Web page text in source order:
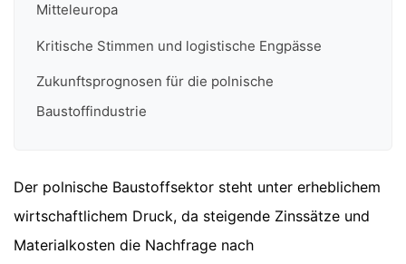
Mitteleuropa
Kritische Stimmen und logistische Engpässe
Zukunftsprognosen für die polnische
Baustoffindustrie
Der polnische Baustoffsektor steht unter erheblichem
wirtschaftlichem Druck, da steigende Zinssätze und
Materialkosten die Nachfrage nach